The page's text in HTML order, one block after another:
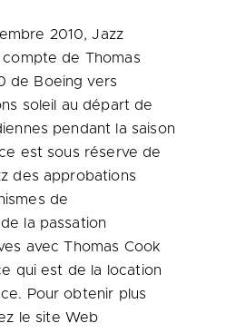
2010, Jazz
de Thomas
de Boeing vers
soleil au départ de
pendant la saison
est sous réserve de
des approbations
de
la passation
avecThomas Cook
qui est de la location
Pour obtenir plus
le site Web